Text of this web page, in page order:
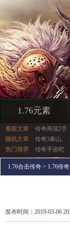
1.76元素
最新文章 传奇再现2手
随机文章
传奇3泰山,
热门推荐
传奇手游吧
1.76合击传奇 > 1.76传奇
发布时间：2019-03-06